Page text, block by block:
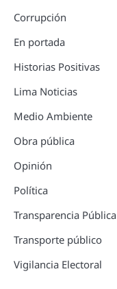
Corrupción
En portada
Historias Positivas
Lima Noticias
Medio Ambiente
Obra pública
Opinión
Política
Transparencia Pública
Transporte público
Vigilancia Electoral